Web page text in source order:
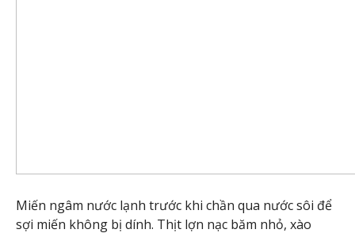
Miến ngâm nước lạnh trước khi chần qua nước sôi để
sợi miến không bị dính. Thịt lợn nạc băm nhỏ, xào